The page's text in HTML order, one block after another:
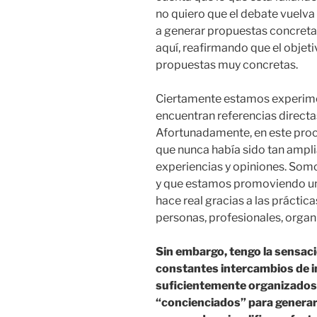
no quiero que el debate
a generar propuestas
aquí, reafirmando que el
propuestas muy concretas.
Ciertamente estamos
encuentran referencias
Afortunadamente, en este
que nunca había sido tan
experiencias y opiniones.
y que estamos promoviendo
hace real gracias a las
personas, profesionales,
Sin embargo, tengo la
constantes intercambios de
suficientemente
“concienciados” para